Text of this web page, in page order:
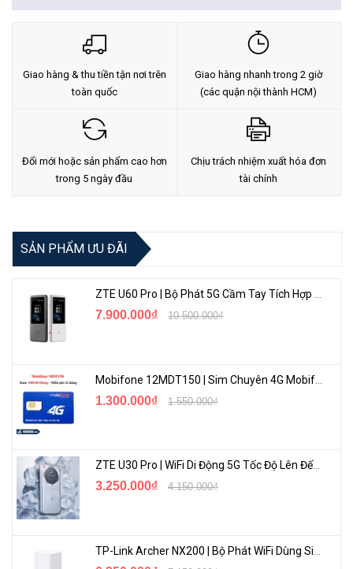
Ống kính cố định 3.6mm (2.8mm tùy chọn). Tích hợp sẵn MIC.
Hỗ trợ ONVIF (Profile S & Profile T)
Điện áp 12 VDC/PoE (802.3af), công suất max. 4.2W. Không hỗ
trợ khe thẻ nhớ
Chất liệu nhựa. IP67, môi trường làm việc từ -40°C ~ +50°C
<Hotline: 0828.011.011 - (028)7300.2021 - VoHoang.vn>
Giao hàng & thu tiền tận nơi trên
toàn quốc
Giao hàng nhanh trong 2 giờ
(các quận nội thành HCM)
Đổi mới hoặc sản phẩm cao hơn
trong 5 ngày đầu
Chịu trách nhiệm xuất hóa đơn
tài chính
SẢN PHẨM ƯU ĐÃI
ZTE U60 Pro | Bộ Phát 5G Cầm Tay Tích Hợp Công Nghệ WiFi 7, Pin 10000mAh
7.900.000₫ 10.500.000₫
1.300.000₫ 1.550.000₫
ZTE U30 Pro | WiFi Di Động 5G Tốc Độ Lên Đến 500Mbps, Màn Hình Cảm Ứng
3.250.000₫ 4.150.000₫